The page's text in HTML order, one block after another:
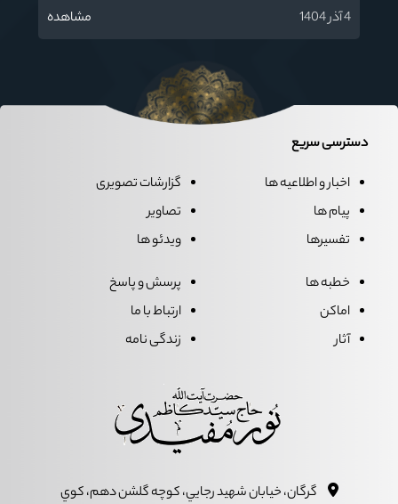
4 آذر 1404
مشاهده
دسترسی سریع
اخبار و اطلاعیه ها
پیام ها
تفسیرها
گزارشات تصویری
تصاویر
ویدئو ها
خطبه ها
اماکن
آثار
پرسش و پاسخ
ارتباط با ما
زندگی نامه
گرگان، خيابان شهيد رجايي، کوچه گلشن دهم، کوي